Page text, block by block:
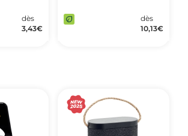
dès
3,43€
dès
10,13€